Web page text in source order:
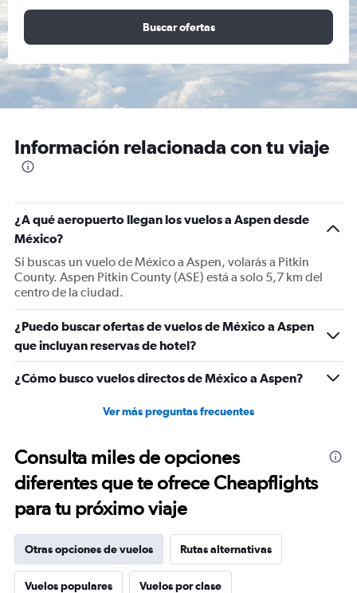
Buscar ofertas
Información relacionada con tu viaje
¿A qué aeropuerto llegan los vuelos a Aspen desde
México?
Si buscas un vuelo de México a Aspen, volarás a Pitkin
County. Aspen Pitkin County (ASE) está a solo 5,7 km del
centro de la ciudad.
¿Puedo buscar ofertas de vuelos de México a Aspen
que incluyan reservas de hotel?
¿Cómo busco vuelos directos de México a Aspen?
Ver más preguntas frecuentes
Consulta miles de opciones
diferentes que te ofrece Cheapflights
para tu próximo viaje
Otras opciones de vuelos Rutas alternativas
Vuelos populares Vuelos por clase